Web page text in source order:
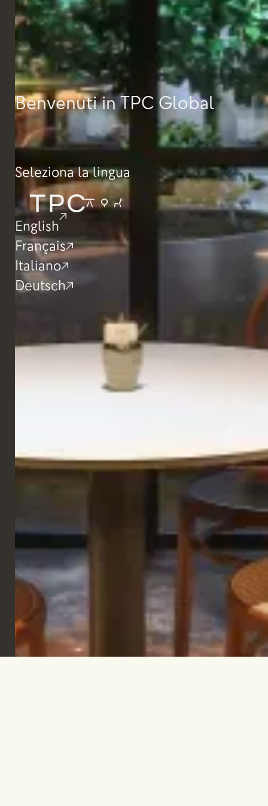
Benvenuti in TPC Global
Seleziona la lingua
English
Français
Italiano
Deutsch